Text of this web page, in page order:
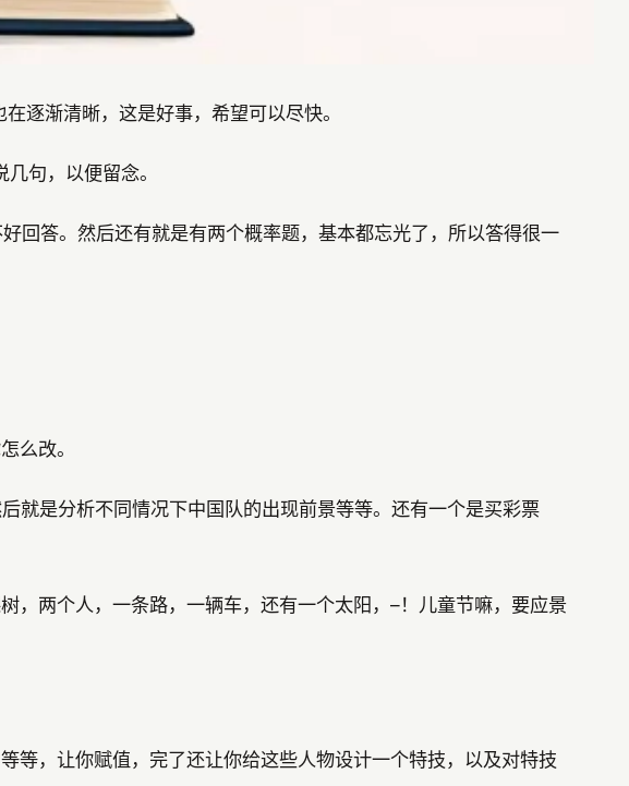
逐渐清晰，这是好事，希望可以尽快。
句，以便留念。
回答。然后还有就是有两个概率题，基本都忘光了，所以答得很一
么改。
就是分析不同情况下中国队的出现前景等等。还有一个是买彩票
，两个人，一条路，一辆车，还有一个太阳，–！儿童节嘛，要应景
等，让你赋值，完了还让你给这些人物设计一个特技，以及对特技